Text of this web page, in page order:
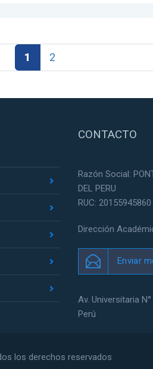
1 2
CONTACTO
Razón Social:
DEL PERU
RUC: 20155945860
Dirección
Enviar
Av. Universitaria
Perú
los derechos reservados